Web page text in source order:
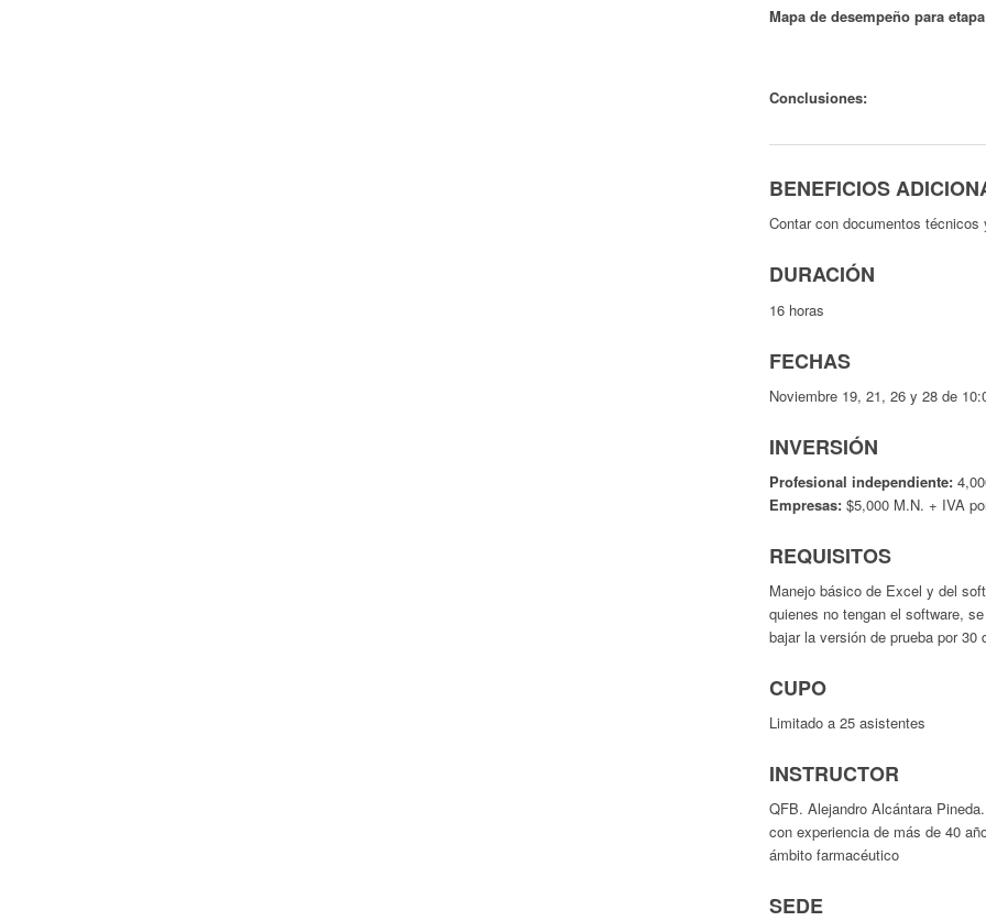
Mapa de desempeño para
Conclusiones:
BENEFICIOS
Contar con documentos
DURACIÓN
16 horas
FECHAS
Noviembre 19, 21, 26 y 28 de
INVERSIÓN
Profesional independiente:
Empresas:$5,000 M.N. + IVA
REQUISITOS
Manejo básico de Excel y del
quienes no tengan el software,
bajar la versión de prueba por 30
CUPO
Limitado a 25 asistentes
INSTRUCTOR
QFB. Alejandro Alcántara
con experiencia de más de 40
ámbito farmacéutico
SEDE